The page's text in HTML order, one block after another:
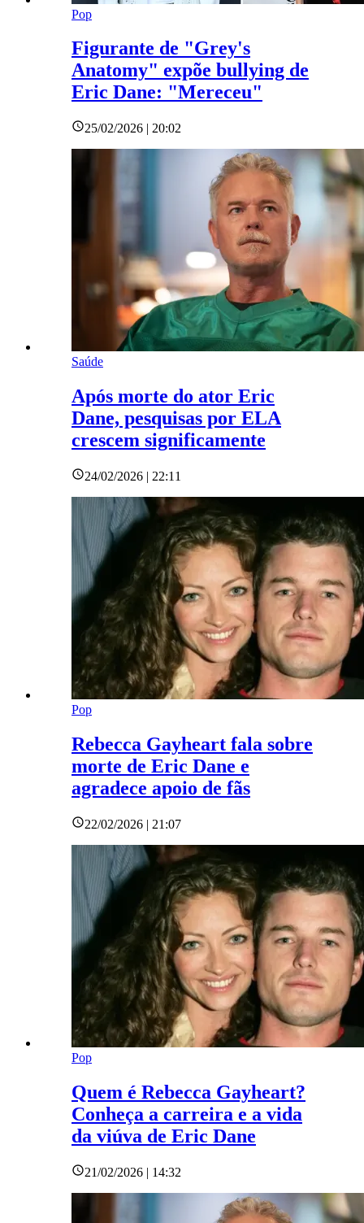
Pop
Figurante de "Grey's
Anatomy" expõe bullying de
Eric Dane: "Mereceu"
25/02/2026 | 20:02
Saúde
Após morte do ator Eric
Dane, pesquisas por ELA
crescem significamente
24/02/2026 | 22:11
Pop
Rebecca Gayheart fala sobre
morte de Eric Dane e
agradece apoio de fãs
22/02/2026 | 21:07
Pop
Quem é Rebecca Gayheart?
Conheça a carreira e a vida
da viúva de Eric Dane
21/02/2026 | 14:32